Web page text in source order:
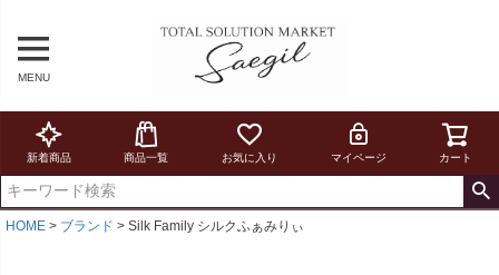
MENU
新着商品 商品一覧 お気に入り マイページ カート
HOME ブランド Silk Family シルクふぁみりぃ